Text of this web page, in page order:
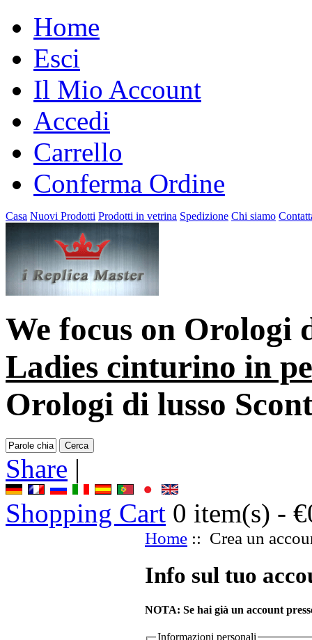
Home
Esci
Il Mio Account
Accedi
Carrello
Conferma Ordine
Casa Nuovi Prodotti Prodotti in vetrina Spedizione Chi siamo
We focus on Orologi
Ladies cinturino in
Orologi di lusso
Share |
Shopping Cart 0 item(s) -
Home :: Crea un
Info sul tuo
NOTA: Se hai già un account
Informazioni personali